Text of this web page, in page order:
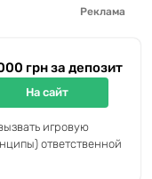
Реклама
грн за депозит
На сайт
игровую
ответственной